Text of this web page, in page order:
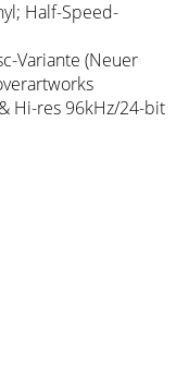
Half-Speed-
Variante (Neuer
Hi-res 96kHz/24-bit